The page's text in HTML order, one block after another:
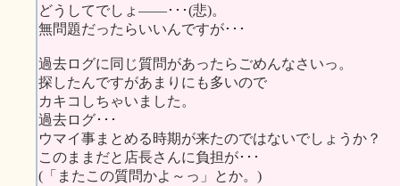
どうしてでしょ――･･･(悲)。
無問題だったらいいんですが･･･
過去ログに同じ質問があったらごめんなさいっ。
探したんですがあまりにも多いので
カキコしちゃいました。
過去ログ･･･
ウマイ事まとめる時期が来たのではないでしょうか？
このままだと店長さんに負担が･･･
(「またこの質問かよ～っ」とか。)